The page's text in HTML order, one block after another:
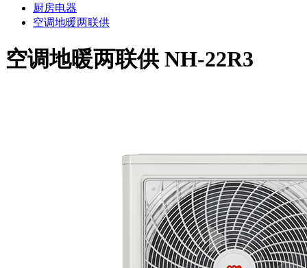
厨房电器
空调地暖两联供
空调地暖两联供 NH-22R3